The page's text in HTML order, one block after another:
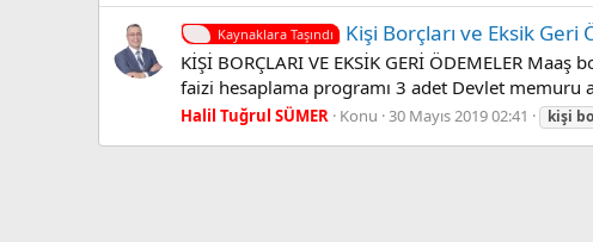
Kaynaklara Taşındı Kişi Borçları ve Eksik
KİŞİ BORÇLARI VE EKSİK GERİ ÖDEMELER
faizi hesaplama programı 3 adet Devlet memuru
Halil Tuğrul SÜMER Konu 30 Mayıs 2019 02:41 kişi